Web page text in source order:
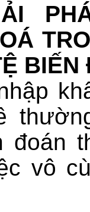
BIẾN
đoán
vô